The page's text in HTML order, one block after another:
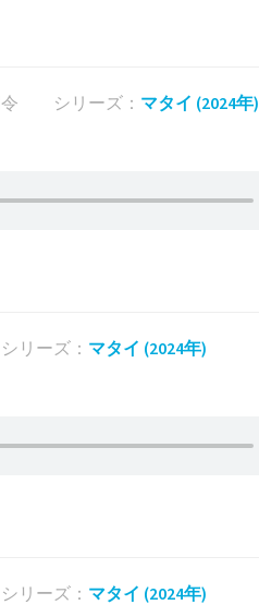
シリーズ： マタイ (2024年)
シリーズ： マタイ (2024年)
シリーズ： マタイ (2024年)